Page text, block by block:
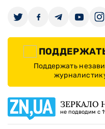
Поддержать
ЗЕРКАЛО
не подводим с